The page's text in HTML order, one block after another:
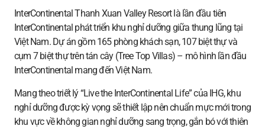
InterContinental Thanh Xuan Valley Resort là lần đầu tiên
InterContinental phát triển khu nghỉ dưỡng giữa thung lũng tại
Việt Nam. Dự án gồm 165 phòng khách sạn, 107 biệt thự và
cụm 7 biệt thự trên tán cây (Tree Top Villas) – mô hình lần đầu
InterContinental mang đến Việt Nam.
Mang theo triết lý “Live the InterContinental Life” của IHG, khu
nghỉ dưỡng được kỳ vọng sẽ thiết lập nên chuẩn mực mới trong
khu vực về không gian nghỉ dưỡng sang trọng, gắn bó với thiên